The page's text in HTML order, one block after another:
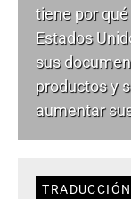
tiene por
Estados
sus
productos y
aumentar